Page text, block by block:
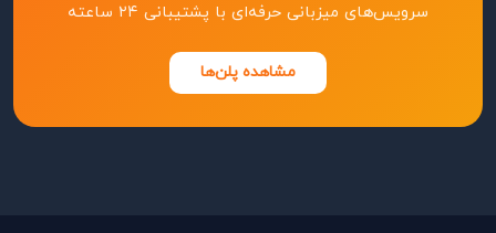
سرویس‌های میزبانی حرفه‌ای با پشتیبانی ۲۴ ساعته
مشاهده پلن‌ها